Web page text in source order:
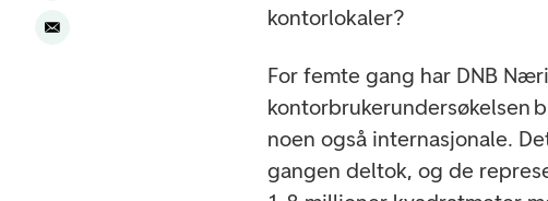
kontorlokaler?
For femte gang har DNB
kontorbrukerundersøkelsen
noen også internasjonale.
gangen deltok, og de